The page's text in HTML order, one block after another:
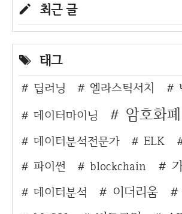
최근 글
태그
딥러닝 엘라스틱서치
데이터마이닝
암호화폐
데이터분석전문가 ELK
파이썬
blockchain
데이터분석 이더리움